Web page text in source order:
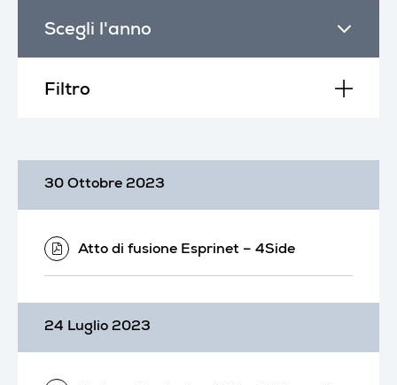
Scegli l'anno
Filtro
30 Ottobre 2023
Atto di fusione Esprinet – 4Side
24 Luglio 2023